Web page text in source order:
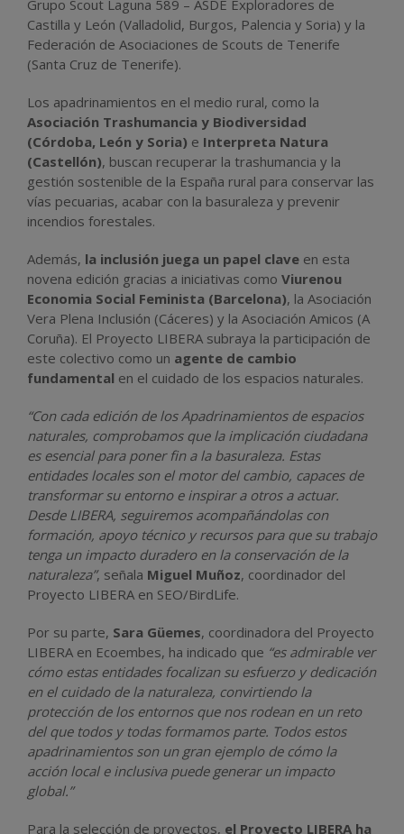
Grupo Scout Laguna 589 – ASDE Exploradores de
Castilla y León (Valladolid, Burgos, Palencia y Soria) y la
Federación de Asociaciones de Scouts de Tenerife
(Santa Cruz de Tenerife).
Los apadrinamientos en el medio rural, como la
Asociación Trashumancia y Biodiversidad
(Córdoba, León y Soria) e Interpreta Natura
(Castellón), buscan recuperar la trashumancia y la
gestión sostenible de la España rural para conservar las
vías pecuarias, acabar con la basuraleza y prevenir
incendios forestales.
Además, la inclusión juega un papel clave en esta
novena edición gracias a iniciativas como Viurenou
Economia Social Feminista (Barcelona), la Asociación
Vera Plena Inclusión (Cáceres) y la Asociación Amicos (A
Coruña). El Proyecto LIBERA subraya la participación de
este colectivo como un agente de cambio
fundamental en el cuidado de los espacios naturales.
“Con cada edición de los Apadrinamientos de espacios
naturales, comprobamos que la implicación ciudadana
es esencial para poner fin a la basuraleza. Estas
entidades locales son el motor del cambio, capaces de
transformar su entorno e inspirar a otros a actuar.
Desde LIBERA, seguiremos acompañándolas con
formación, apoyo técnico y recursos para que su trabajo
tenga un impacto duradero en la conservación de la
naturaleza”, señala Miguel Muñoz, coordinador del
Proyecto LIBERA en SEO/BirdLife.
Por su parte, Sara Güemes, coordinadora del Proyecto
LIBERA en Ecoembes, ha indicado que “es admirable ver
cómo estas entidades focalizan su esfuerzo y dedicación
en el cuidado de la naturaleza, convirtiendo la
protección de los entornos que nos rodean en un reto
del que todos y todas formamos parte. Todos estos
apadrinamientos son un gran ejemplo de cómo la
acción local e inclusiva puede generar un impacto
global.”
Para la selección de proyectos, el Proyecto LIBERA ha